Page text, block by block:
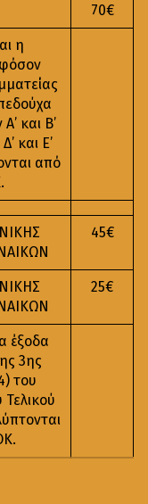
70€
η
και Β’
και Ε’
από
45€
25€
έξοδα
3ης
του